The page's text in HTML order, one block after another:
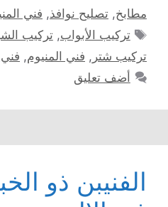
مطابخ, تصليح نوافذ, فني
الوسوم
تركيب الأبواب,تركيب
تركيب شتر , فني المنيوم,
أضف تعليق
الفنيبن ذو